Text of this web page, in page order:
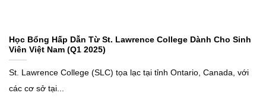
Học Bổng Hấp Dẫn Từ St. Lawrence College Dành Cho Sinh
Viên Việt Nam (Q1 2025)
St. Lawrence College (SLC) tọa lạc tại tỉnh Ontario, Canada, với
các cơ sở tại...